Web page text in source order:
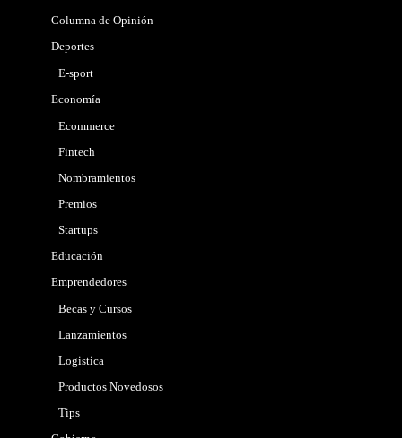
Columna de Opinión
Deportes
E-sport
Economía
Ecommerce
Fintech
Nombramientos
Premios
Startups
Educación
Emprendedores
Becas y Cursos
Lanzamientos
Logistica
Productos Novedosos
Tips